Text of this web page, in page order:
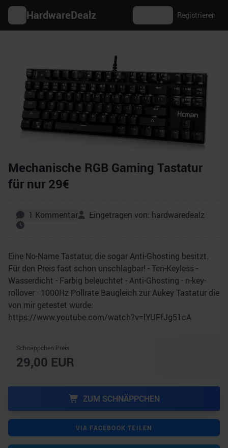
HardwareDealz Registrieren
Mechanische RGB Gaming Tastatur
für nur 29€
1 Kommentar Eingetragen von: hardwaredealz
Eine No-Name Tastatur, die sogar Anti-Ghosting besitzt.
Für den Preis fast schon unschlagbar! - Ten-Keyless -
Wasserdicht - Farbig beleuchtet - Anti-Ghosting - n-key-
rollover - 1000Hz Pollrate Baugleich zur Aukey Tastatur die
von mir getestet wurde:
https://www.youtube.com/watch?v=lYUFfJg51cA
Schnäppchen Preis
29,00 EUR
ZUM SCHNÄPPCHEN
VIA FACEBOOK TEILEN